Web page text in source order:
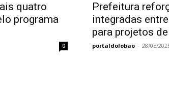
quatro
programa
0
Prefeitura
integradas
para projetos
portaldolobao - 28/05/